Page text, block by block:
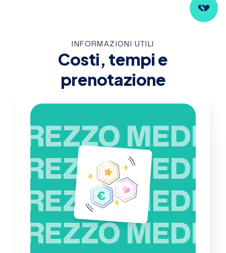
INFORMAZIONI UTILI
Costi, tempi e
prenotazione
PREZZO MEDIO
PREZZO MEDIO
PREZZO MEDIO
PREZZO MEDIO